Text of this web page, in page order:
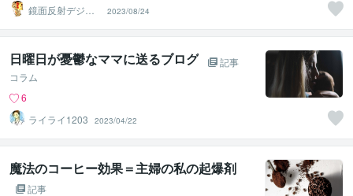
鏡面反射デジタ
ルアート製作所
（鈴木穣）
2023/08/24
日曜日が憂鬱なママに送るブログ
記事
コラム
6
ライライ1203
2023/04/22
魔法のコーヒー効果＝主婦の私の起爆剤
記事